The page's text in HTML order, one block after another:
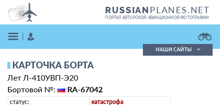
RUSSIANPLANES.NET
ПОРТАЛ АВТОРСКОЙ АВИАЦИОННОЙ ФОТОГРАФИИ
ВОЙТИ
Поиск фотографий
Поиск в реестре
Кратко
НАШИ САЙТЫ
КАРТОЧКА БОРТА
Лет Л-410УВП-Э20
Бортовой №:
RA-67042
статус:
катастрофа